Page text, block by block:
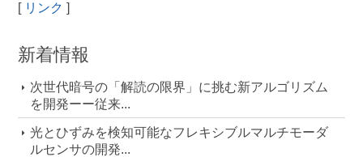
[ リンク ]
新着情報
次世代暗号の「解読の限界」に挑む新アルゴリズム
を開発ーー従来...
光とひずみを検知可能なフレキシブルマルチモーダ
ルセンサの開発...